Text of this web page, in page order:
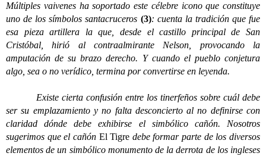
Múltiples vaivenes ha soportado este célebre icono que constituye
uno de los símbolos santacruceros (3): cuenta la tradición que fue
esa pieza artillera la que, desde el castillo principal de San
Cristóbal, hirió al contraalmirante Nelson, provocando la
amputación de su brazo derecho. Y cuando el pueblo conjetura
algo, sea o no verídico, termina por convertirse en leyenda.
Existe cierta confusión entre los tinerfeños sobre cuál debe
ser su emplazamiento y no falta desconcierto al no definirse con
claridad dónde debe exhibirse el simbólico cañón. Nosotros
sugerimos que el cañón El Tigre debe formar parte de los diversos
elementos de un simbólico monumento de la derrota de los ingleses